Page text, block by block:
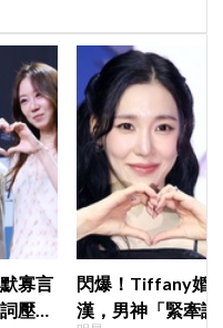
寡言
壓力
閃爆！Tiffany婚
漢，男神「緊牽